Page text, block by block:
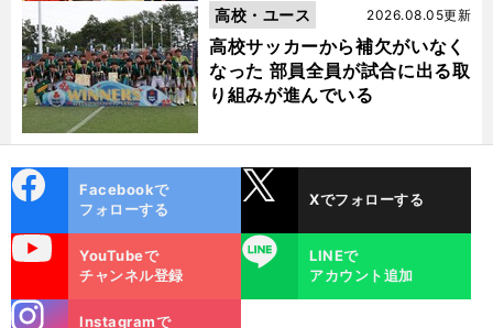
高校サッカーから補欠がいなく
なった 部員全員が試合に出る取
り組みが進んでいる
2026.08.05更新
高校・ユース
ok
Facebookで
フォローする
Xでフォローする
YouTubeで
チャンネル登録
LINE
LINEで
アカウント追加
Instagramで